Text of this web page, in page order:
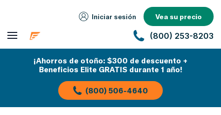
Iniciar sesión Vea su precio
(800) 253-8203
¡Ahorros de otoño: $300 de descuento +
Beneficios Elite GRATIS durante 1 año!
(800) 506-4640